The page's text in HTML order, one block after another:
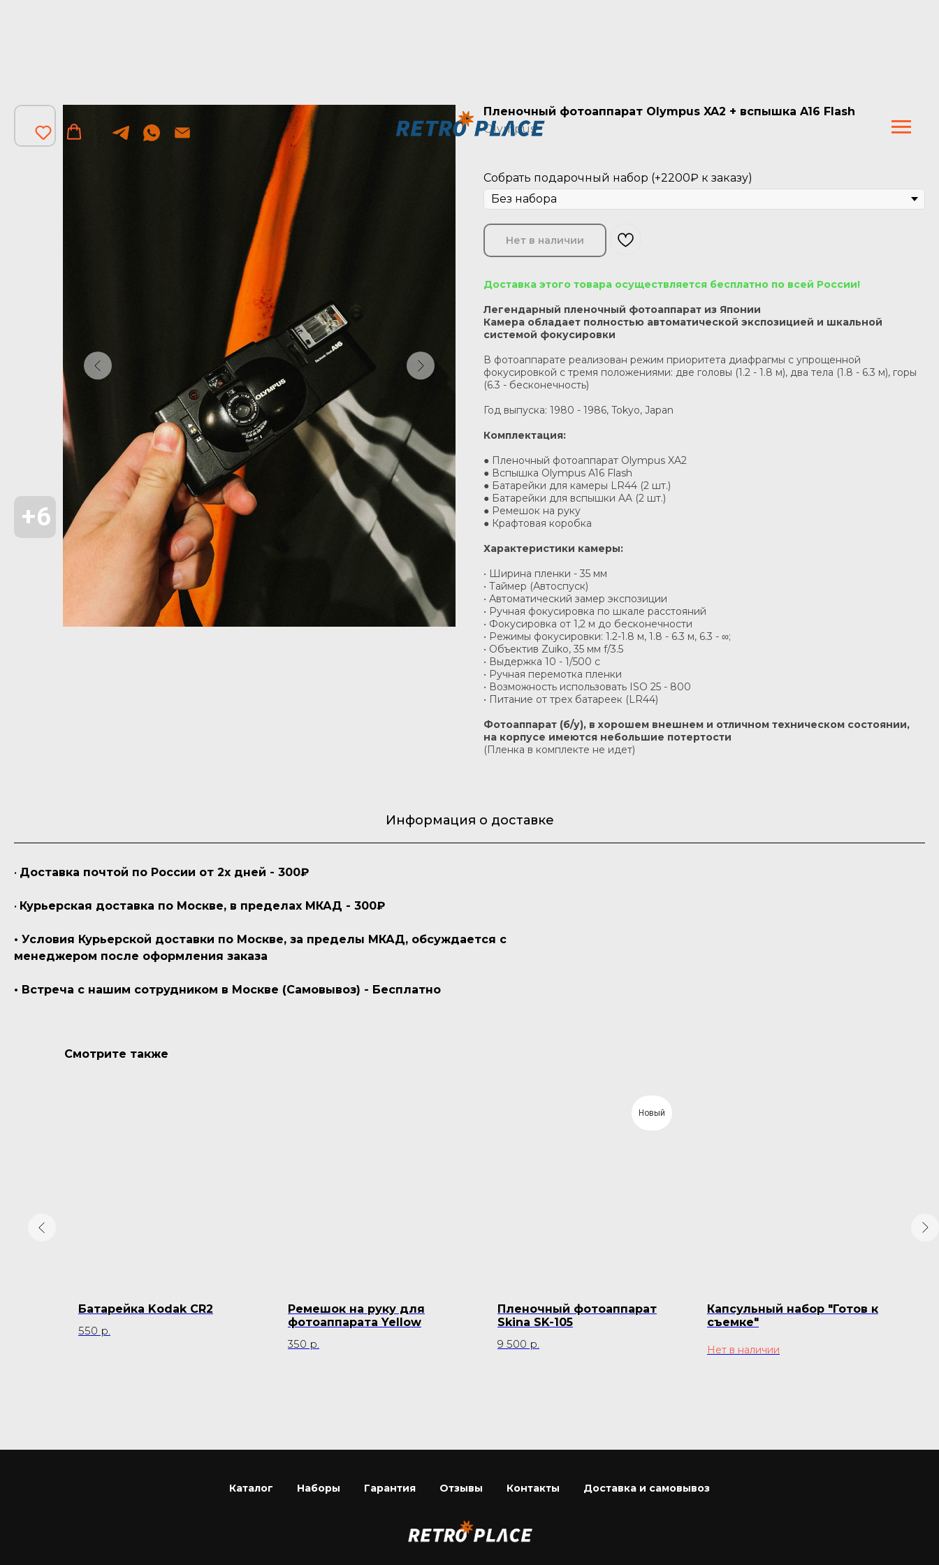
Пленочный фотоаппарат Olympus XA2 + вспышка A16 Flash
Olympus
Собрать подарочный набор (+2200₽ к заказу)
Нет в наличии
Доставка этого товара осуществляется бесплатно по всей России!
Легендарный пленочный фотоаппарат из Японии
Камера обладает полностью автоматической экспозицией и шкальной
системой фокусировки
В фотоаппарате реализован режим приоритета диафрагмы с упрощенной
фокусировкой с тремя положениями: две головы (1.2 - 1.8 м), два тела (1.8 - 6.3 м), горы
(6.3 - бесконечность)
Год выпуска: 1980 - 1986, Tokyo, Japan
Комплектация:
● Пленочный фотоаппарат Olympus XA2
● Вспышка Olympus A16 Flash
● Батарейки для камеры LR44 (2 шт.)
● Батарейки для вспышки AA (2 шт.)
● Ремешок на руку
● Крафтовая коробка
Характеристики камеры:
• Ширина пленки - 35 мм
• Таймер (Автоспуск)
• Автоматический замер экспозиции
• Ручная фокусировка по шкале расстояний
• Фокусировка от 1,2 м до бесконечности
• Режимы фокусировки: 1.2-1.8 м, 1.8 - 6.3 м, 6.3 - ∞;
• Объектив Zuiko, 35 мм f/3.5
• Выдержка 10 - 1/500 c
• Ручная перемотка пленки
• Возможность использовать ISO 25 - 800
• Питание от трех батареек (LR44)
Фотоаппарат (б/у), в хорошем внешнем и отличном техническом состоянии,
на корпусе имеются небольшие потертости
(Пленка в комплекте не идет)
Информация о доставке
• Доставка почтой по России от 2х дней - 300₽
• Курьерская доставка по Москве, в пределах МКАД - 300₽
• Условия Курьерской доставки по Москве, за пределы МКАД, обсуждается с
менеджером после оформления заказа
• Встреча с нашим сотрудником в Москве (Самовывоз) - Бесплатно
Смотрите также
Батарейка Kodak СR2
550 р.
Ремешок на руку для
фотоаппарата Yellow
350 р.
Новый
Пленочный фотоаппарат
Skina SK-105
9 500 р.
Капсульный набор "Готов к
съемке"
Нет в наличии
Каталог Наборы Гарантия Отзывы Контакты Доставка и самовывоз